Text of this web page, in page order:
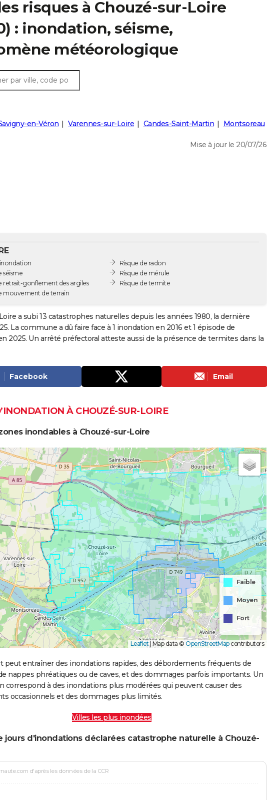
risques à Chouzé-sur-Loire
: inondation, séisme,
météorologique
en-Véron Varennes-sur-Loire Candes-Saint-Martin Montsoreau
Mise à jour le 20/07/26
séisme
retrait-gonflement des argiles
mouvement de terrain
Risque de radon
Risque de mérule
Risque de termite
a subi 13 catastrophes naturelles depuis les années 1980, la dernière
La commune a dû faire face à 1 inondation en 2016 et 1 épisode de
2025. Un arrêté préfectoral atteste aussi de la présence de termites dans la
Facebook Email
À CHOUZÉ-SUR-LOIRE
inondables à Chouzé-sur-Loire
Faible
Moyen
Fort
Leaflet|Map data © OpenStreetMapcontributors
peut entraîner des inondations rapides, des débordements fréquents de
nappes phréatiques ou de caves, et des dommages parfois importants. Un
correspond à des inondations plus modérées qui peuvent causer des
occasionnels et des dommages plus limités.
Villes les plus inondées
jours d'inondations déclarées catastrophe naturelle à Chouzé-
d'après les données de la CCR